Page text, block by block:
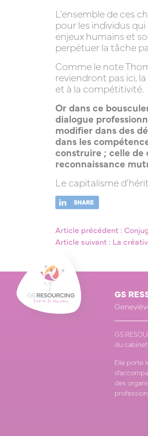
L’ensemble de ces
pour les individus
enjeux humains et
perpétuer la tâche
Comme le note
reviendront pas ici,
et à la compétitivité.
Or dans ce
dialogue
modifier dans des
dans les
construire ; celle de
reconnaissance
Le capitalisme
Article précédent :
Article suivant : La
GS
GS
du cabinet
Elle porte
des